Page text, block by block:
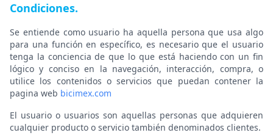
Condiciones.
Se entiende como usuario ha aquella persona que usa algo
para una función en específico, es necesario que el usuario
tenga la conciencia de que lo que está haciendo con un fin
lógico y conciso en la navegación, interacción, compra, o
utilice los contenidos o servicios que puedan contener la
pagina web bicimex.com
El usuario o usuarios son aquellas personas que adquieren
cualquier producto o servicio también denominados clientes.